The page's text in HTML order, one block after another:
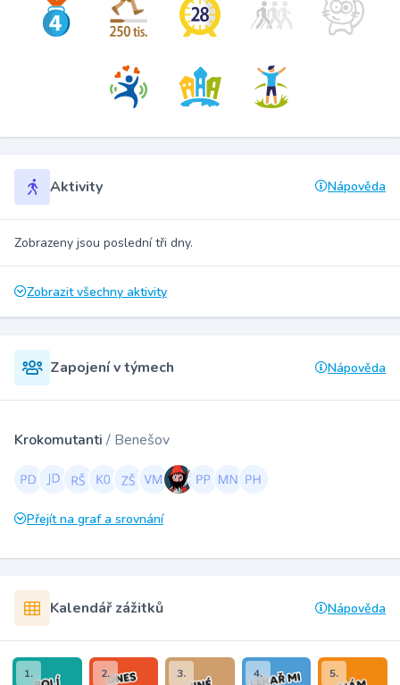
Aktivity Nápověda
Zobrazeny jsou poslední tři dny.
Zobrazit všechny aktivity
Zapojení v týmech Nápověda
Krokomutanti / Benešov
Přejít na graf a srovnání
Kalendář zážitků Nápověda
1. 2. 3. 4. 5.